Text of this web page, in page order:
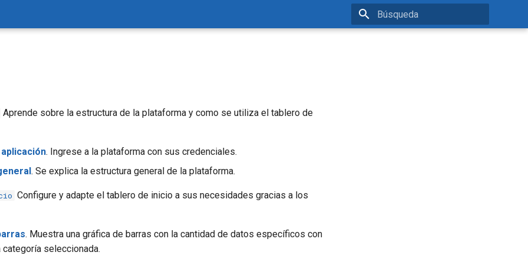
Aprende sobre la estructura de la plataforma y como se utiliza el tablero de
. Ingrese a la plataforma con sus credenciales.
. Se explica la estructura general de la plataforma.
Configure y adapte el tablero de inicio a sus necesidades gracias a los
. Muestra una gráfica de barras con la cantidad de datos específicos con
seleccionada.